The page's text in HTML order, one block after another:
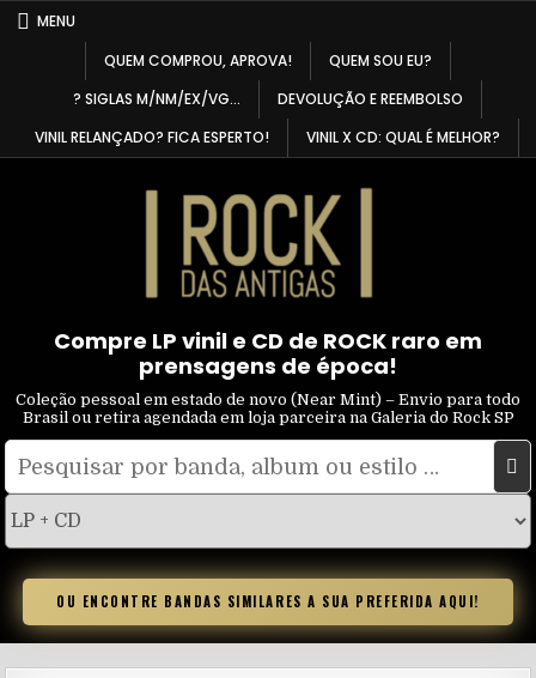
SkipMENU
QUEM COMPROU, APROVA!
QUEM SOU EU?
? SIGLAS M/NM/EX/VG…
DEVOLUÇÃO E REEMBOLSO
VINIL RELANÇADO? FICA ESPERTO!
VINIL X CD: QUAL É MELHOR?
Compre LP vinil e CD de ROCK raro em
prensagens de época!
Coleção pessoal em estado de novo (Near Mint) – Envio para todo
Brasil ou retira agendada em loja parceira na Galeria do Rock SP
Pesquisar
tipo
OU ENCONTRE BANDAS SIMILARES A SUA PREFERIDA AQUI!